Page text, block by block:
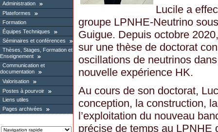
Administration
Plateformes
Formation
Équipes Techniques
Séminaires et conférences
Thèses, Stages, Formation et
Enseignement
Communication et
documentation
Valorisation
Postes à pourvoir
Liens utiles
Pages archivées
Lucile a
groupe LPNHE-Neutrino
Guigue. Depuis octobre
sur une thèse de doctorat
oscillations de neutrinos
nouvelle expérience HK.
Au cours de son doctorat,
conception, la construction,
l’exploitation du nouveau
précise de temps au LPNHE